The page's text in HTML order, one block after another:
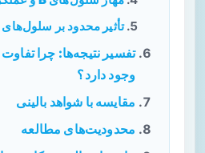
تأثیر محدود بر سلول‌های CD4 T
وجود دارد؟
مقایسه با شواهد بالینی
محدودیت‌های مطالعه